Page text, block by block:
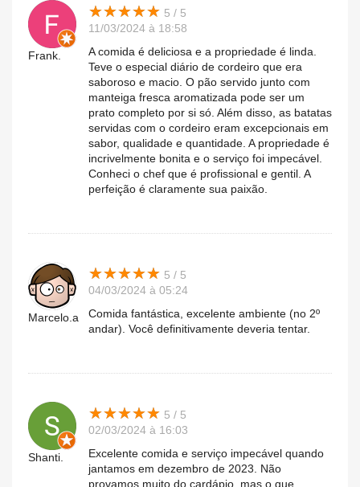
Frank.
★★★★★
★★★★★ 5 / 5
11/03/2024 à 18:58
A comida é deliciosa e a propriedade é linda.
Teve o especial diário de cordeiro que era
saboroso e macio. O pão servido junto com
manteiga fresca aromatizada pode ser um
prato completo por si só. Além disso, as batatas
servidas com o cordeiro eram excepcionais em
sabor, qualidade e quantidade. A propriedade é
incrivelmente bonita e o serviço foi impecável.
Conheci o chef que é profissional e gentil. A
perfeição é claramente sua paixão.
Marcelo.a
★★★★★
★★★★★ 5 / 5
04/03/2024 à 05:24
Comida fantástica, excelente ambiente (no 2º
andar). Você definitivamente deveria tentar.
Shanti.
★★★★★
★★★★★ 5 / 5
02/03/2024 à 16:03
Excelente comida e serviço impecável quando
jantamos em dezembro de 2023. Não
provamos muito do cardápio, mas o que